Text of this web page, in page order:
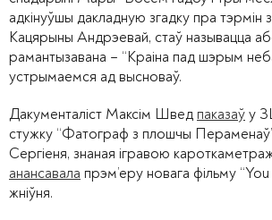
адкінуўшы дакладную згадку пра тэрмін
Кацярыны Андрэевай, стаў называцца
рамантызавана – “Краіна пад шэрым
устрымаемся ад высноваў.
Дакументаліст Максім Швед паказаўу
стужку “Фатограф з плошчы
Сергіеня, знаная ігравою
анансавала прэм’еру новага фільму
жніўня.